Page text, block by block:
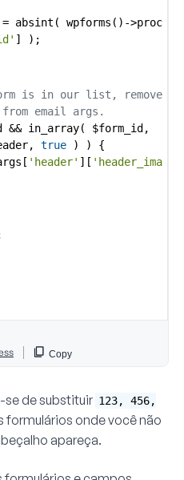
de substituir 123, 456,
formulários onde você não
apareça.